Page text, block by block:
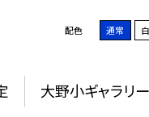
配色 通常
大野小ギャラリー